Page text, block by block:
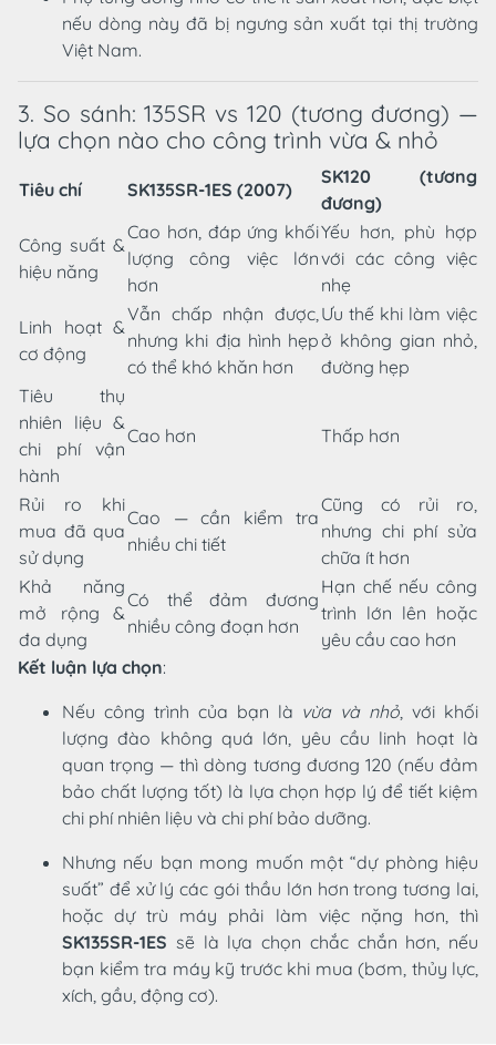
nếu dòng này đã bị ngưng sản xuất tại thị trường
Việt Nam.
3. So sánh: 135SR vs 120 (tương đương) —
lựa chọn nào cho công trình vừa & nhỏ
Tiêu chí SK135SR-1ES (2007)
SK120 (tương
đương)
Công suất &
hiệu năng
Cao hơn, đáp ứng khối
lượng công việc lớn
hơn
Yếu hơn, phù hợp
với các công việc
nhẹ
Linh hoạt &
cơ động
Vẫn chấp nhận được,
nhưng khi địa hình hẹp
có thể khó khăn hơn
Ưu thế khi làm việc
ở không gian nhỏ,
đường hẹp
Tiêu thụ
nhiên liệu &
chi phí vận
hành
Cao hơn Thấp hơn
Rủi ro khi
mua đã qua
sử dụng
Cao — cần kiểm tra
nhiều chi tiết
Cũng có rủi ro,
nhưng chi phí sửa
chữa ít hơn
Khả năng
mở rộng &
đa dụng
Có thể đảm đương
nhiều công đoạn hơn
Hạn chế nếu công
trình lớn lên hoặc
yêu cầu cao hơn
Kết luận lựa chọn:
Nếu công trình của bạn là vừa và nhỏ, với khối
lượng đào không quá lớn, yêu cầu linh hoạt là
quan trọng — thì dòng tương đương 120 (nếu đảm
bảo chất lượng tốt) là lựa chọn hợp lý để tiết kiệm
chi phí nhiên liệu và chi phí bảo dưỡng.
Nhưng nếu bạn mong muốn một “dự phòng hiệu
suất” để xử lý các gói thầu lớn hơn trong tương lai,
hoặc dự trù máy phải làm việc nặng hơn, thì
SK135SR-1ES sẽ là lựa chọn chắc chắn hơn, nếu
bạn kiểm tra máy kỹ trước khi mua (bơm, thủy lực,
xích, gầu, động cơ).